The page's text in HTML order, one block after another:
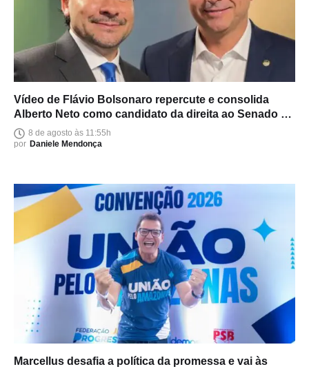
Vídeo de Flávio Bolsonaro repercute e consolida
Alberto Neto como candidato da direita ao Senado no
Amazonas
8 de agosto às 11:55h
por Daniele Mendonça
Marcellus desafia a política da promessa e vai às